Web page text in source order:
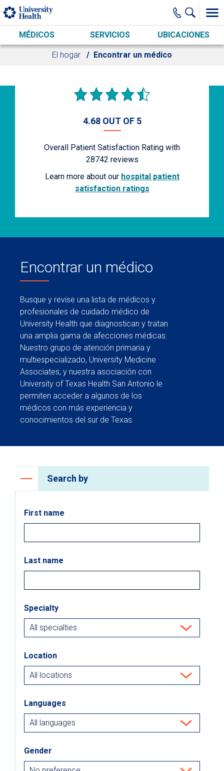
Skip to main content
MÉDICOS SERVICIOS UBICACIONES
El hogar Encontrar un médico
4.68 OUT OF 5
Overall Patient Satisfaction Rating with
28742 reviews
Learn more about our hospital patient
satisfaction ratings
Encontrar un médico
Busque y revise una lista de médicos y
profesionales de cuidado médico de
University Health que diagnostican y tratan
una amplia gama de afecciones médicas.
Nuestro grupo de atención primaria y
multiespecializado, University Medicine
Associates, y nuestra asociación con
University of Texas Health San Antonio le
permiten acceder a algunos de los
médicos con más experiencia y
conocimientos del sur de Texas.
Search by
First name
Last name
Specialty
Location
Languages
Gender